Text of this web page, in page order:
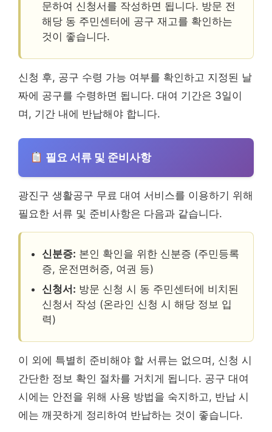
문하여 신청서를 작성하면 됩니다. 방문 전
해당 동 주민센터에 공구 재고를 확인하는
것이 좋습니다.
신청 후, 공구 수령 가능 여부를 확인하고 지정된 날
짜에 공구를 수령하면 됩니다. 대여 기간은 3일이
며, 기간 내에 반납해야 합니다.
필요 서류 및 준비사항
광진구 생활공구 무료 대여 서비스를 이용하기 위해
필요한 서류 및 준비사항은 다음과 같습니다.
신분증: 본인 확인을 위한 신분증 (주민등록
증, 운전면허증, 여권 등)
신청서: 방문 신청 시 동 주민센터에 비치된
신청서 작성 (온라인 신청 시 해당 정보 입
력)
이 외에 특별히 준비해야 할 서류는 없으며, 신청 시
간단한 정보 확인 절차를 거치게 됩니다. 공구 대여
시에는 안전을 위해 사용 방법을 숙지하고, 반납 시
에는 깨끗하게 정리하여 반납하는 것이 좋습니다.